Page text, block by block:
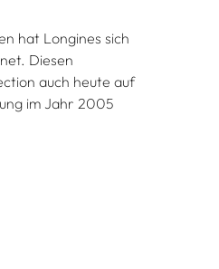
hat Longines sich
Diesen
auch heute auf
im Jahr 2005